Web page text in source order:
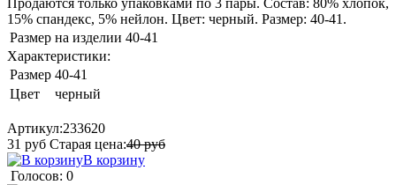
15% спандекс, 5% нейлон. Цвет: черный. Размер: 40-41.
Размер на изделии 40-41
Характеристики:
Размер 40-41
Цвет
черный
Артикул:233620
31 руб Старая цена:40руб
В корзину
Голосов: 0